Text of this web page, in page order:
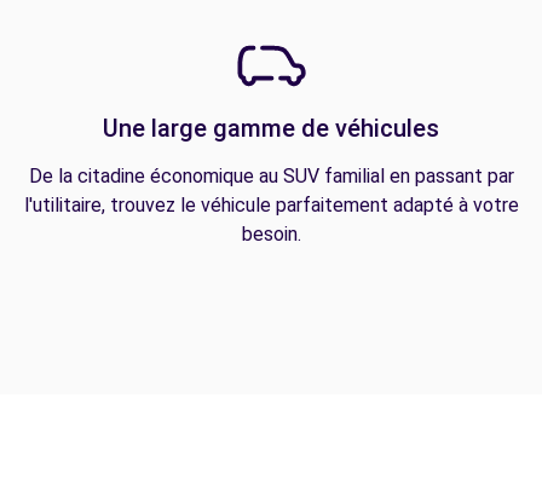
Une large gamme de véhicules
De la citadine économique au SUV familial en passant par
l'utilitaire, trouvez le véhicule parfaitement adapté à votre
besoin.